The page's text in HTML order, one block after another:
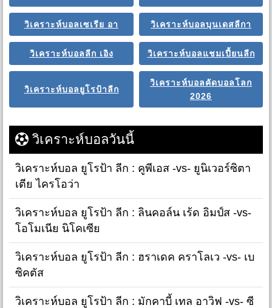
วิเคราะห์บอลเซเรีย อา วิเคราะห์บอลบุนเดสลีกา
วิเคราะห์บอลลีก เอิง วิเคราะห์บอลแชมเปี้ยนลีก
วิเคราะห์บอลยูโรป้าลีก
วิเคราะห์บอลคัดบอลโลก
2026
วิเคราะห์บอลวันนี้
วิเคราะห์บอล ยูโรป้า ลีก : คูพีเอส -vs- ยูนิเวอร์ซิตา
เตีย ไครโอว่า
วิเคราะห์บอล ยูโรป้า ลีก : ลินคอล์น เร้ด อิมป์ส -vs-
โอโมเนีย นิโคเซีย
วิเคราะห์บอล ยูโรป้า ลีก : ฮราเดค คราโลเว -vs- เบ
ซิคตัส
วิเคราะห์บอล ยูโรป้า ลีก : มักคาบี้ เทล อาวิฟ -vs- ซี